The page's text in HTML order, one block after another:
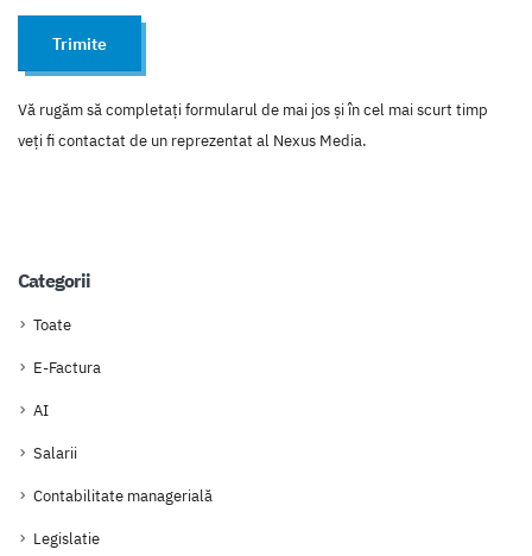
Trimite
Vă rugăm să completaţi formularul de mai jos şi în cel mai scurt timp
veţi fi contactat de un reprezentat al Nexus Media.
Categorii
Toate
E-Factura
AI
Salarii
Contabilitate managerială
Legislatie